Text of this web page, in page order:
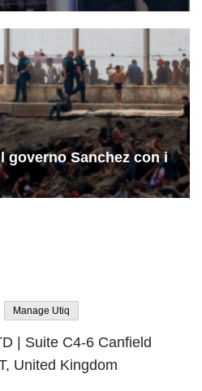
Manage Utiq
| Suite C4-6 Canfield
United Kingdom